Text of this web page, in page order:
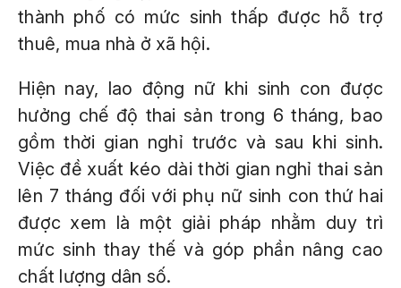
thành phố có mức sinh thấp được hỗ trợ
thuê, mua nhà ở xã hội.
Hiện nay, lao động nữ khi sinh con được
hưởng chế độ thai sản trong 6 tháng, bao
gồm thời gian nghỉ trước và sau khi sinh.
Việc đề xuất kéo dài thời gian nghỉ thai sản
lên 7 tháng đối với phụ nữ sinh con thứ hai
được xem là một giải pháp nhằm duy trì
mức sinh thay thế và góp phần nâng cao
chất lượng dân số.